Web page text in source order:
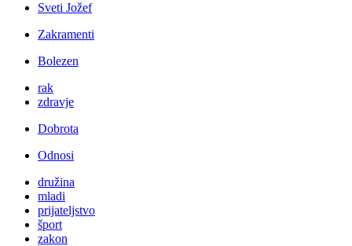
Sveti Jožef
Zakramenti
Bolezen
rak
zdravje
Dobrota
Odnosi
družina
mladi
prijateljstvo
šport
zakon